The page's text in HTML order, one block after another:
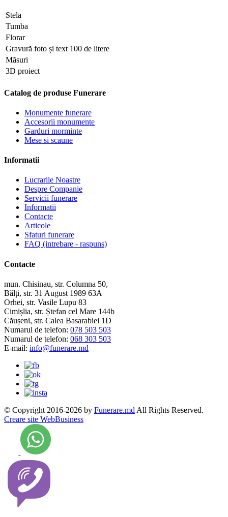
Stela
Tumba
Florar
Gravură foto și text 100 de litere
Măsuri
3D proiect
Catalog de produse Funerare
Monumente funerare
Accesorii monumente
Garduri morminte
Mese si scaune
Informatii
Lucrarile Noastre
Despre Companie
Servicii funerare
Informatii
Contacte
Articole
Sfaturi funerare
FAQ (intrebare - raspuns)
Contacte
mun. Chisinau, str. Columna 50,
Bălți, str. 31 August 1989 63A
Orhei, str. Vasile Lupu 83
Cimișlia, str. Ștefan cel Mare 144b
Căușeni, str. Calea Basarabiei 1D
Numarul de telefon: 078 503 503
Numarul de telefon: 068 303 503
E-mail: info@funerare.md
© Copyright 2016-2026 by Funerare.md All Rights Reserved.
Creare site WebBusiness